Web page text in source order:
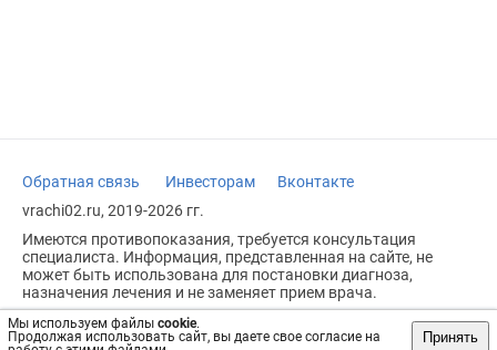
Мы используем файлы cookie.
Продолжая использовать сайт, вы даете свое согласие на
Принять
Обратная связь Инвесторам
Вконтакте
vrachi02.ru, 2019-2026 гг.
Имеются противопоказания, требуется консультация
специалиста. Информация, представленная на сайте, не
может быть использована для постановки диагноза,
назначения лечения и не заменяет прием врача.
Возрастное ограничение: 18+